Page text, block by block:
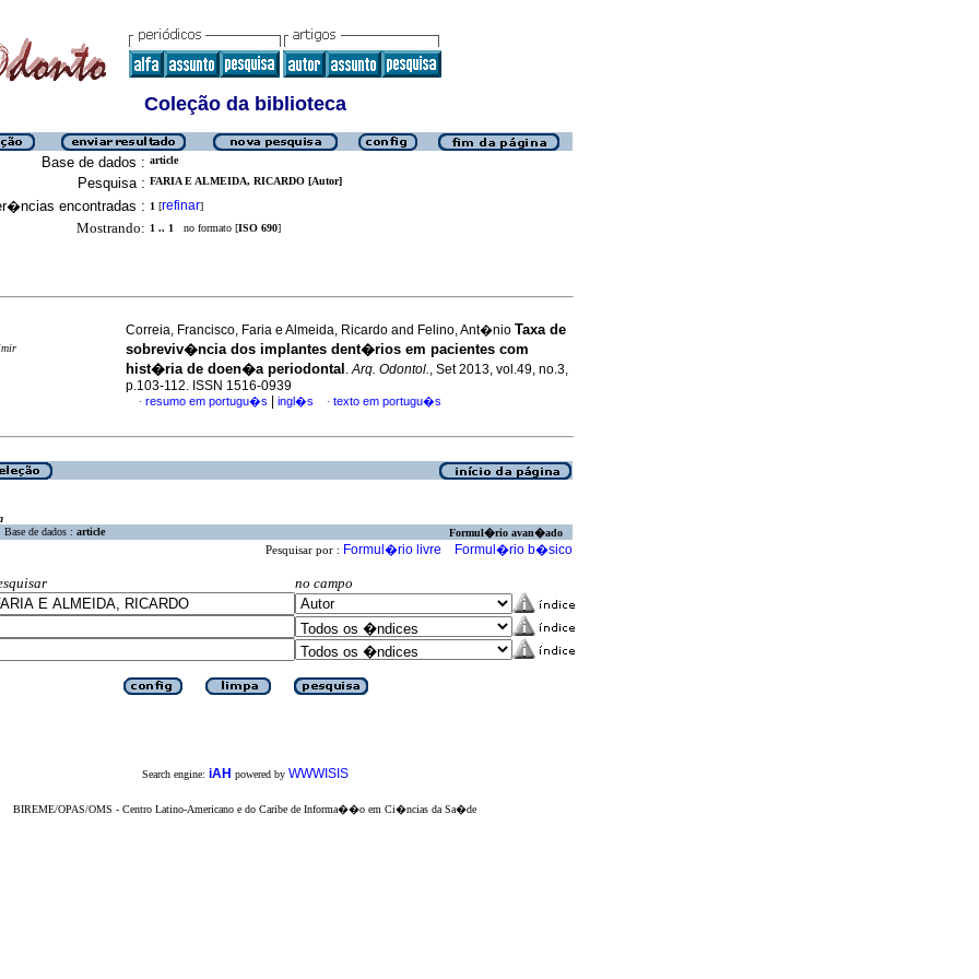
Coleção da biblioteca
Base de dados : article
Pesquisa : FARIA E ALMEIDA, RICARDO [Autor]
encontradas : 1 [refinar]
Mostrando: 1 .. 1 no formato [ISO 690]
Correia, Francisco, Faria e Almeida, Ricardo and Felino, Ant�nio Taxa de
sobreviv�ncia dos implantes dent�rios em pacientes com
hist�ria de doen�a periodontal .Arq. Odontol., Set 2013, vol.49, no.3,
p.103-112. ISSN 1516-0939
· resumo em portugu�s ingl�s · texto em portugu�s
Base de dados : article Formul�rio avan�ado
Pesquisar por : Formul�rio livre Formul�rio b�sico
no campo
Search engine: iAH powered by WWWISIS
BIREME/OPAS/OMS - Centro Latino-Americano e do Caribe de Informa��o em Ci�ncias da Sa�de